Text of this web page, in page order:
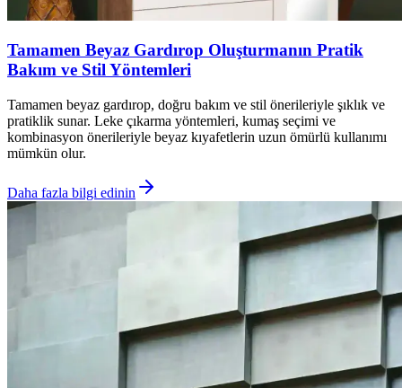
Tamamen Beyaz Gardırop Oluşturmanın Pratik
Bakım ve Stil Yöntemleri
Tamamen beyaz gardırop, doğru bakım ve stil önerileriyle şıklık ve
pratiklik sunar. Leke çıkarma yöntemleri, kumaş seçimi ve
kombinasyon önerileriyle beyaz kıyafetlerin uzun ömürlü kullanımı
mümkün olur.
Daha fazla bilgi edinin